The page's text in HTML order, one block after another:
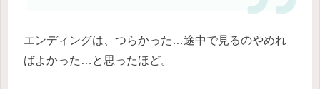
エンディングは、つらかった…途中で見るのやめれ
ばよかった…と思ったほど。